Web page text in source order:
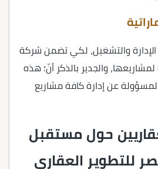
والتشغيل، لكي تضمن شركة
والجدير بالذكر أنّ؛ هذه
عن إدارة كافة مشاريع
حول مستقبل
للتطوير العقاري